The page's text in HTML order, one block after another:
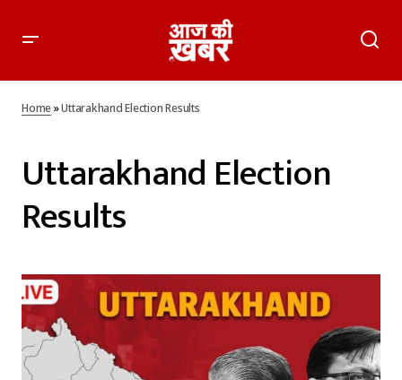
Home»Uttarakhand Election Results
Uttarakhand Election
Results